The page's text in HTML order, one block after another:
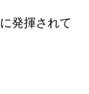
発揮されて